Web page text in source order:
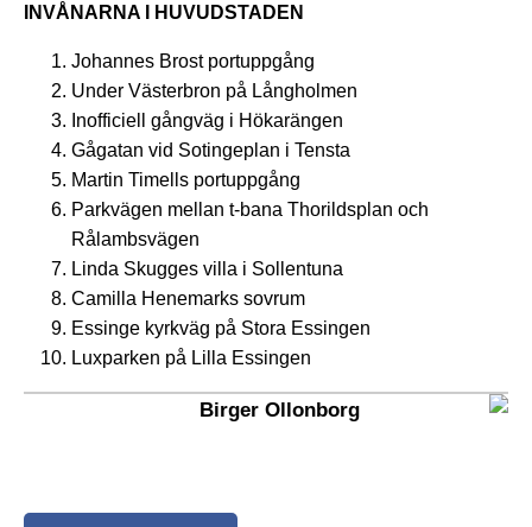
INVÅNARNA I HUVUDSTADEN
Johannes Brost portuppgång
Under Västerbron på Långholmen
Inofficiell gångväg i Hökarängen
Gågatan vid Sotingeplan i Tensta
Martin Timells portuppgång
Parkvägen mellan t-bana Thorildsplan och
Rålambsvägen
Linda Skugges villa i Sollentuna
Camilla Henemarks sovrum
Essinge kyrkväg på Stora Essingen
Luxparken på Lilla Essingen
Birger Ollonborg